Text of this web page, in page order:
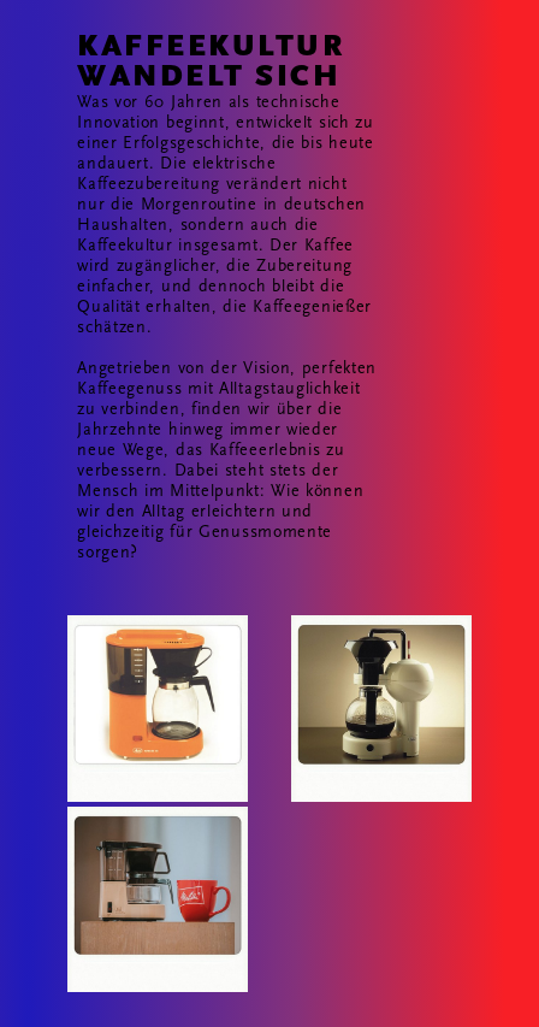
KAFFEEKULTUR
WANDELT SICH
Was vor 60 Jahren als technische
Innovation beginnt, entwickelt sich zu
einer Erfolgsgeschichte, die bis heute
andauert. Die elektrische
Kaffeezubereitung verändert nicht
nur die Morgenroutine in deutschen
Haushalten, sondern auch die
Kaffeekultur insgesamt. Der Kaffee
wird zugänglicher, die Zubereitung
einfacher, und dennoch bleibt die
Qualität erhalten, die Kaffeegenießer
schätzen.
Angetrieben von der Vision, perfekten
Kaffeegenuss mit Alltagstauglichkeit
zu verbinden, finden wir über die
Jahrzehnte hinweg immer wieder
neue Wege, das Kaffeeerlebnis zu
verbessern. Dabei steht stets der
Mensch im Mittelpunkt: Wie können
wir den Alltag erleichtern und
gleichzeitig für Genussmomente
sorgen?